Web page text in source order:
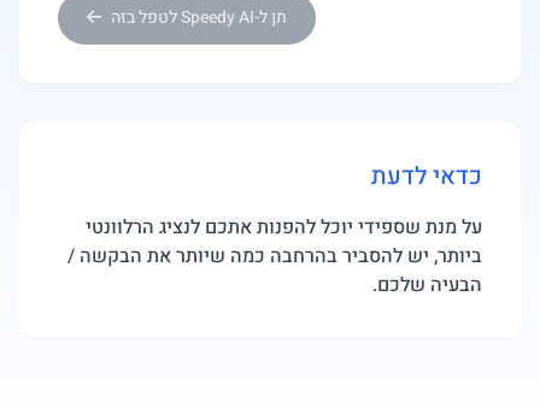
תן ל-Speedy AI לטפל בזה
כדאי לדעת
על מנת שספידי יוכל להפנות אתכם לנציג הרלוונטי
ביותר, יש להסביר בהרחבה כמה שיותר את הבקשה /
הבעיה שלכם.